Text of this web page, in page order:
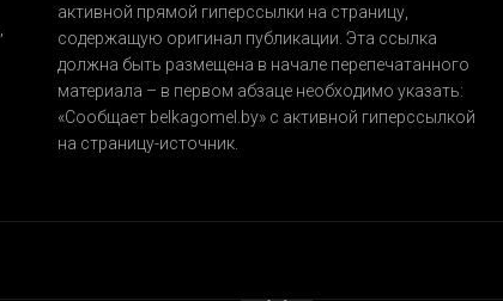
активной прямой гиперссылки на страницу,
содержащую оригинал публикации. Эта ссылка
должна быть размещена в начале перепечатанного
материала – в первом абзаце необходимо указать:
«Сообщает belkagomel.by»с активной гиперссылкой
на страницу-источник.